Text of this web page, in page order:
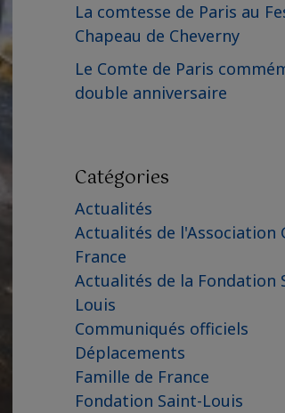
La comtesse de Paris au
Chapeau de Cheverny
Le Comte de Paris
double anniversaire
Catégories
Actualités
Actualités de l'Association
France
Actualités de la Fondation
Louis
Communiqués officiels
Déplacements
Famille de France
Fondation Saint-Louis